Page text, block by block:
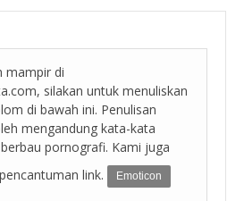
mampir di
silakan untuk menuliskan
di bawah ini. Penulisan
mengandung kata-kata
pornografi. Kami juga
link.
Emoticon